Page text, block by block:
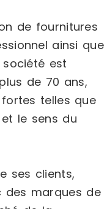
de fournitures
ainsi que
est
de 70 ans,
telles que
le sens du
ses clients,
des marques de